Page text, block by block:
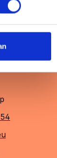
ons op